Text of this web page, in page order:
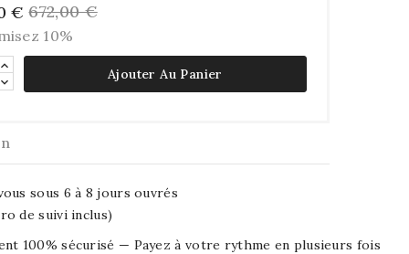
€ 672,00 €
10%
Ajouter Au Panier
sous 6 à 8 jours ouvrés
de suivi inclus)
100% sécurisé — Payez à votre rythme en plusieurs fois